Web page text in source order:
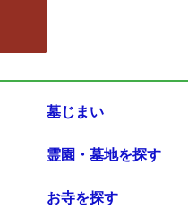
墓じまい
霊園・墓地を探す
お寺を探す